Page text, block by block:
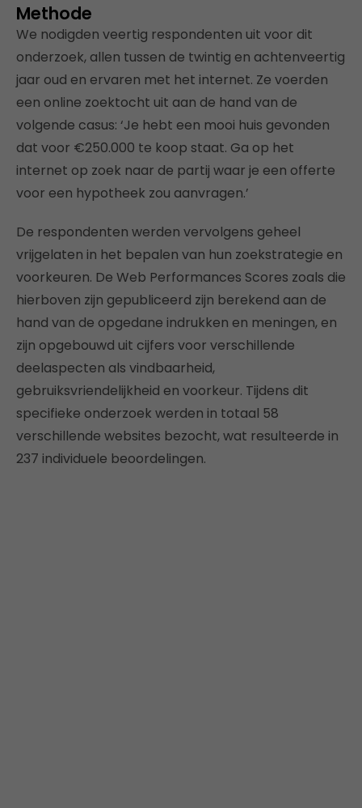
Methode
We nodigden veertig respondenten uit voor dit
onderzoek, allen tussen de twintig en achtenveertig
jaar oud en ervaren met het internet. Ze voerden
een online zoektocht uit aan de hand van de
volgende casus: ‘Je hebt een mooi huis gevonden
dat voor €250.000 te koop staat. Ga op het
internet op zoek naar de partij waar je een offerte
voor een hypotheek zou aanvragen.’
De respondenten werden vervolgens geheel
vrijgelaten in het bepalen van hun zoekstrategie en
voorkeuren. De Web Performances Scores zoals die
hierboven zijn gepubliceerd zijn berekend aan de
hand van de opgedane indrukken en meningen, en
zijn opgebouwd uit cijfers voor verschillende
deelaspecten als vindbaarheid,
gebruiksvriendelijkheid en voorkeur. Tijdens dit
specifieke onderzoek werden in totaal 58
verschillende websites bezocht, wat resulteerde in
237 individuele beoordelingen.